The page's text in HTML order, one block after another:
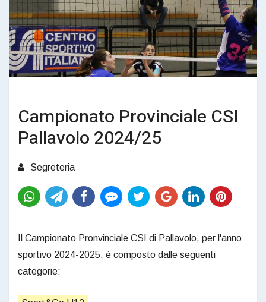
Campionato Provinciale CSI
Pallavolo 2024/25
Segreteria
Il Campionato Pronvinciale CSI di Pallavolo, per l'anno
sportivo 2024-2025, è composto dalle seguenti
categorie: